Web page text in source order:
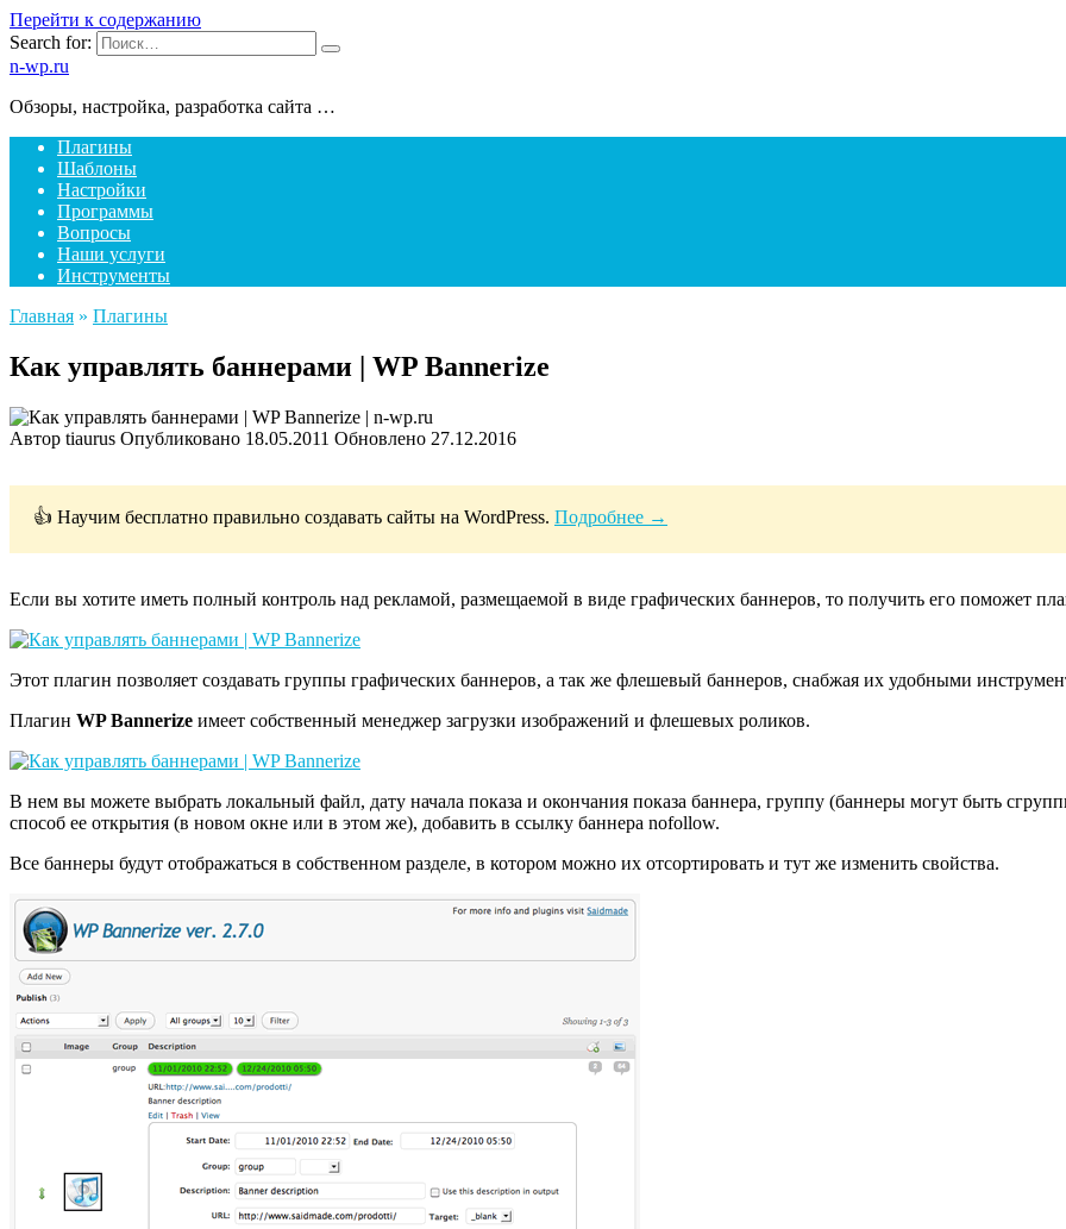
Перейти к содержанию
Search for:
n-wp.ru
Обзоры, настройка, разработка сайта …
Плагины
Шаблоны
Настройки
Программы
Вопросы
Наши услуги
Инструменты
Главная » Плагины
Как управлять баннерами | WP Bannerize
Автор tiaurus Опубликовано 18.05.2011 Обновлено 27.12.2016
👍 Научим бесплатно правильно создавать сайты на WordPress. Подробнее →
Если вы хотите иметь полный контроль над рекламой, размещаемой в виде графических баннеров, то получить его поможет
Этот плагин позволяет создавать группы графических баннеров, а так же флешевый баннеров, снабжая их удобными
Плагин WP Bannerize имеет собственный менеджер загрузки изображений и флешевых роликов.
В нем вы можете выбрать локальный файл, дату начала показа и окончания показа баннера, группу (баннеры могут быть
способ ее открытия (в новом окне или в этом же), добавить в ссылку баннера nofollow.
Все баннеры будут отображаться в собственном разделе, в котором можно их отсортировать и тут же изменить свойства.